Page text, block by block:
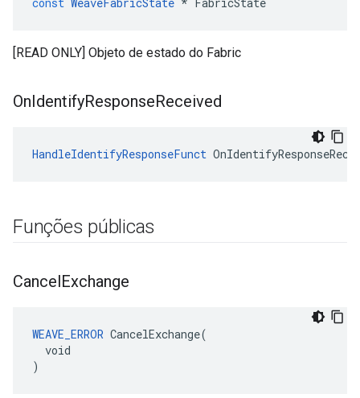
[READ ONLY] Objeto de estado do Fabric
OnIdentifyResponseReceived
HandleIdentifyResponseFunct
Funções públicas
CancelExchange
WEAVE_ERROR CancelExchange(
  void
)